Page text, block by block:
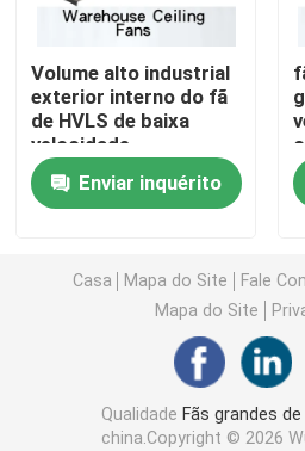
Fãs de teto de HVLS
Fãs de baixa velocidade do
Grandes fãs de teto
Fãs de teto gigantes
Fãs de teto grandes da
Fãs de teto da oficina
Volume alto industrial
exterior interno do fã
de HVLS de baixa
velocidade
Enviar inquérito
Casa Mapa do Site Fale
Mapa do Site
Qualidade Fãs grandes de
china.Copyright © 2026